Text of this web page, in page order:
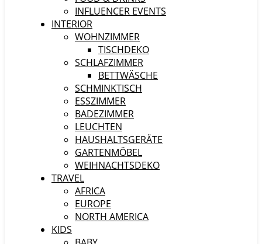
INFLUENCER EVENTS
INTERIOR
WOHNZIMMER
TISCHDEKO
SCHLAFZIMMER
BETTWÄSCHE
SCHMINKTISCH
ESSZIMMER
BADEZIMMER
LEUCHTEN
HAUSHALTSGERÄTE
GARTENMÖBEL
WEIHNACHTSDEKO
TRAVEL
AFRICA
EUROPE
NORTH AMERICA
KIDS